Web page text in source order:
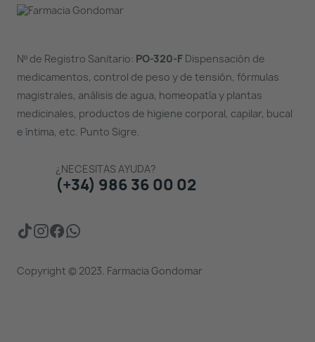
Nº de Registro Sanitario: PO-320-FDispensación de
medicamentos, control de peso y de tensión, fórmulas
magistrales, análisis de agua, homeopatía y plantas
medicinales, productos de higiene corporal, capilar, bucal
e íntima, etc. Punto Sigre.
¿NECESITAS AYUDA?
(+34) 986 36 00 02
Copyright © 2023. Farmacia Gondomar